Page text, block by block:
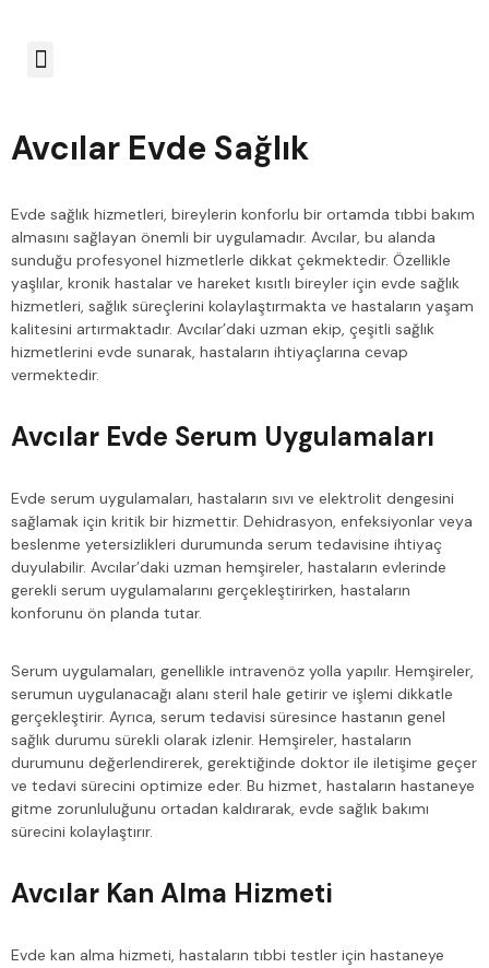
Avcılar Evde Sağlık
Evde sağlık hizmetleri, bireylerin konforlu bir ortamda tıbbi bakım
almasını sağlayan önemli bir uygulamadır. Avcılar, bu alanda
sunduğu profesyonel hizmetlerle dikkat çekmektedir. Özellikle
yaşlılar, kronik hastalar ve hareket kısıtlı bireyler için evde sağlık
hizmetleri, sağlık süreçlerini kolaylaştırmakta ve hastaların yaşam
kalitesini artırmaktadır. Avcılar’daki uzman ekip, çeşitli sağlık
hizmetlerini evde sunarak, hastaların ihtiyaçlarına cevap
vermektedir.
Avcılar Evde Serum Uygulamaları
Evde serum uygulamaları, hastaların sıvı ve elektrolit dengesini
sağlamak için kritik bir hizmettir. Dehidrasyon, enfeksiyonlar veya
beslenme yetersizlikleri durumunda serum tedavisine ihtiyaç
duyulabilir. Avcılar’daki uzman hemşireler, hastaların evlerinde
gerekli serum uygulamalarını gerçekleştirirken, hastaların
konforunu ön planda tutar.
Serum uygulamaları, genellikle intravenöz yolla yapılır. Hemşireler,
serumun uygulanacağı alanı steril hale getirir ve işlemi dikkatle
gerçekleştirir. Ayrıca, serum tedavisi süresince hastanın genel
sağlık durumu sürekli olarak izlenir. Hemşireler, hastaların
durumunu değerlendirerek, gerektiğinde doktor ile iletişime geçer
ve tedavi sürecini optimize eder. Bu hizmet, hastaların hastaneye
gitme zorunluluğunu ortadan kaldırarak, evde sağlık bakımı
sürecini kolaylaştırır.
Avcılar Kan Alma Hizmeti
Evde kan alma hizmeti, hastaların tıbbi testler için hastaneye